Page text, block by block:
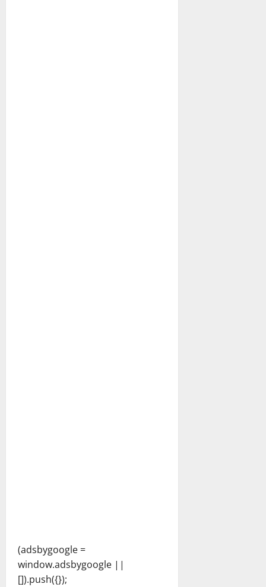
(adsbygoogle =
window.adsbygoogle ||
[]).push({});